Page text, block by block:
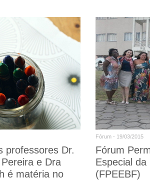
professores Dr.
e Dra
é matéria no
Fórum - 19/03/2015
Fórum
Especial da
(FPEEBF)